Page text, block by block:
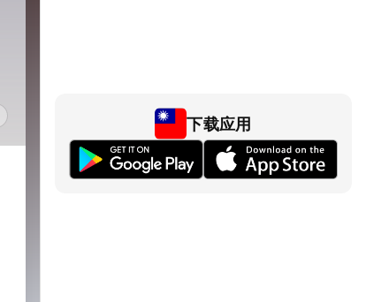
下载应用